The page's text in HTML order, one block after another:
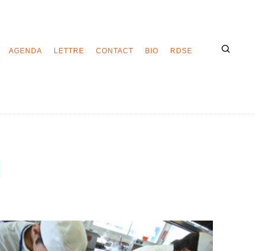
AGENDA LETTRE CONTACT BIO RDSE